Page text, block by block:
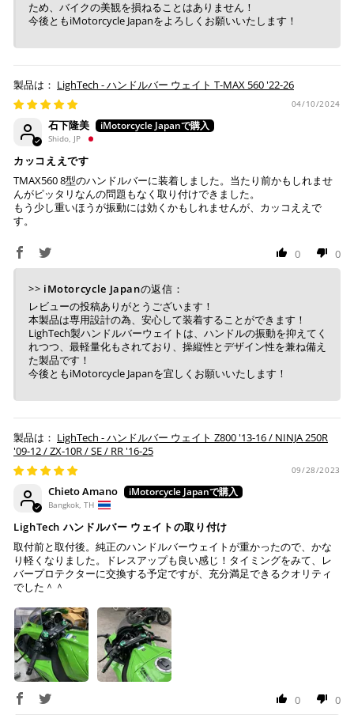
上記コンビニでお支払い頂けます。
※ 支払期限はご注文日より7日以内とさせて頂いてお
り、万が一過ぎてしまった場合は自動でご注文はキャン
セルとなります。
※ 税込300,000円以上のお買い物の際にはご利用頂けま
せん。
※ お支払いは現金のみとなります。
ご注文時に情報をお知らせ致しますので、指定の口座に
お振り込みください。
入金確認が取れ次第、商品を手配させて頂きます。
※ お支払期限はご注文日より7日以内とさせて頂いてお
り、万が一過ぎてしまった場合はご注文をキャンセルさ
せて頂きます。
※ 振込手数料はご負担ください。
ため、バイクの美観を損ねることはありません！
今後ともiMotorcycle Japanをよろしくお願いいたします！
LighTech - ハンドルバー ウェイト T-MAX 560 '22-26
04/10/2024
石下隆美
Shido, JP
カッコええです
TMAX560 8型のハンドルバーに装着しました。当たり前かもしれませ
んがピッタリなんの問題もなく取り付けできました。
もう少し重いほうが振動には効くかもしれませんが、カッコええで
す。
0 0
>> iMotorcycle Japanの返信：
レビューの投稿ありがとうございます！
本製品は専用設計の為、安心して装着することができます！
LighTech製ハンドルバーウェイトは、ハンドルの振動を抑えてく
れつつ、最軽量化もされており、操縦性とデザイン性を兼ね備え
た製品です！
今後ともiMotorcycle Japanを宜しくお願いいたします！
LighTech - ハンドルバー ウェイト Z800 '13-16 / NINJA 250R
'09-12 / ZX-10R / SE / RR '16-25
09/28/2023
Chieto Amano
Bangkok, TH
LighTech ハンドルバー ウェイトの取り付け
取付前と取付後。純正のハンドルバーウェイトが重かったので、かな
り軽くなりました。ドレスアップも良い感じ！タイミングをみて、レ
バープロテクターに交換する予定ですが、充分満足できるクオリティ
でした＾＾
0 0